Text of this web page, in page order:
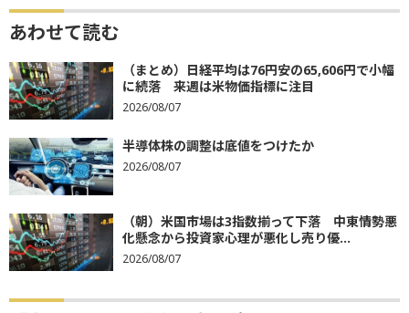
あわせて読む
（まとめ）日経平均は76円安の65,606円で小幅
に続落 来週は米物価指標に注目
2026/08/07
半導体株の調整は底値をつけたか
2026/08/07
（朝）米国市場は3指数揃って下落 中東情勢悪
化懸念から投資家心理が悪化し売り優...
2026/08/07